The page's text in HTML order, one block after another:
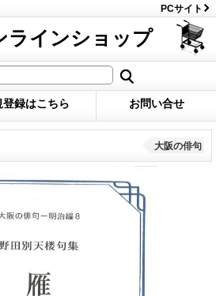
PCサイト
ラインショップ
登録はこちら お問い合せ
大阪の俳句